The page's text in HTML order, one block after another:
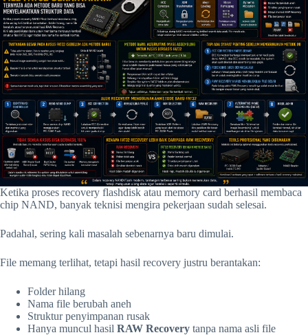
Ketika proses recovery flashdisk atau memory card berhasil membaca
chip NAND, banyak teknisi mengira pekerjaan sudah selesai.
Padahal, sering kali masalah sebenarnya baru dimulai.
File memang terlihat, tetapi hasil recovery justru berantakan:
Folder hilang
Nama file berubah aneh
Struktur penyimpanan rusak
Hanya muncul hasil RAW Recovery tanpa nama asli file